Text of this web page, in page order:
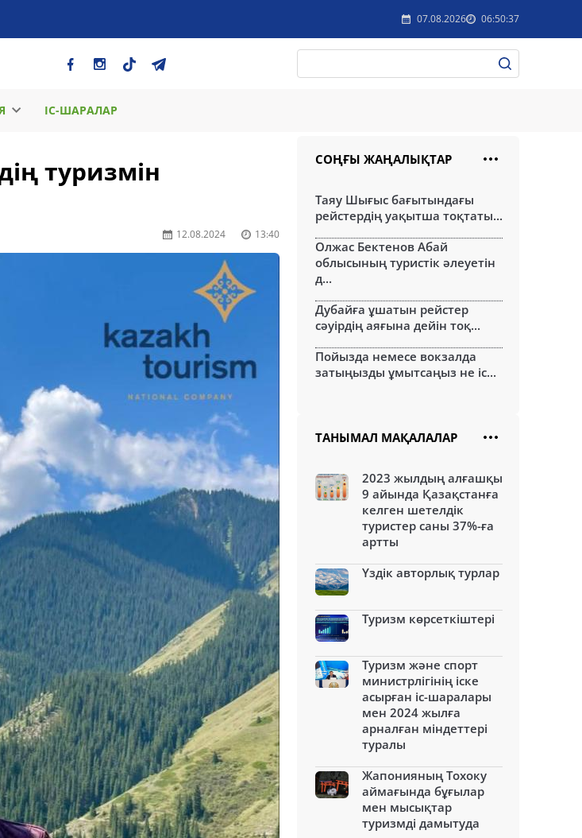
07.08.2026 06:50:37
ІС-ШАРАЛАР
туризмін
12.08.2024 13:40
СОҢҒЫ ЖАҢАЛЫҚТАР
Таяу Шығыс бағытындағы
рейстердің уақытша тоқтаты...
Олжас Бектенов Абай
облысының туристік әлеуетін
д...
Дубайға ұшатын рейстер
сәуірдің аяғына дейін тоқ...
Пойызда немесе вокзалда
затыңызды ұмытсаңыз не іс...
ТАНЫМАЛ МАҚАЛАЛАР
2023 жылдың алғашқы
9 айында Қазақстанға
келген шетелдік
туристер саны 37%-ға
артты
Үздік авторлық турлар
Туризм көрсеткіштері
Туризм және спорт
министрлігінің іске
асырған іс-шаралары
мен 2024 жылға
арналған міндеттері
туралы
Жапонияның Тохоку
аймағында бұғылар
мен мысықтар
туризмді дамытуда